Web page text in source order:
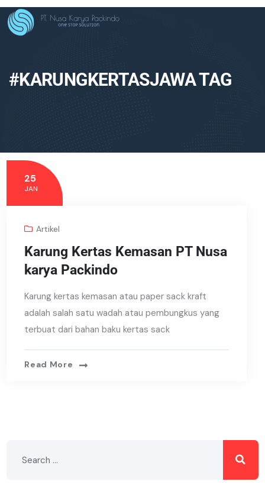
#KARUNGKERTASJAWA TAG
25
JAN
Artikel
Karung Kertas Kemasan PT Nusa
karya Packindo
Karung kertas kemasan atau paper sack kraft
adalah salah satu wadah atau pembungkus yang
terbuat dari bahan baku kertas sack
Read More